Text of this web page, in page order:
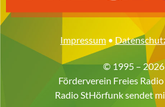
Impressum •
© 1995 – 2026
Förderverein Freies
Radio StHörfunk sendet